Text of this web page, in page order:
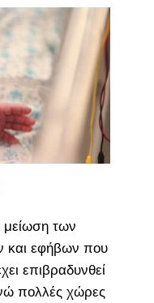
των
και εφήβων που
επιβραδυνθεί
πολλές χώρες